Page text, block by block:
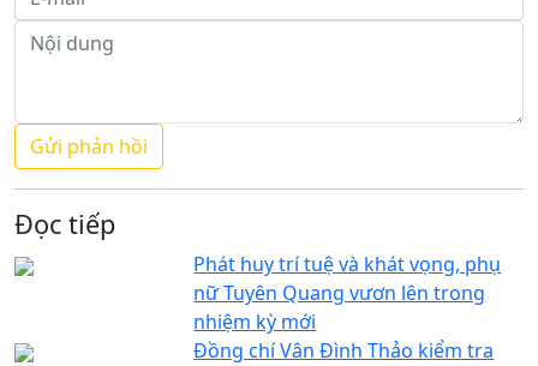
Đọc tiếp
Phát huy trí tuệ và khát vọng, phụ
nữ Tuyên Quang vươn lên trong
nhiệm kỳ mới
Đồng chí Vân Đình Thảo kiểm tra